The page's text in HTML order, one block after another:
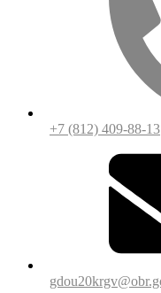
+7 (812) 409-88-13